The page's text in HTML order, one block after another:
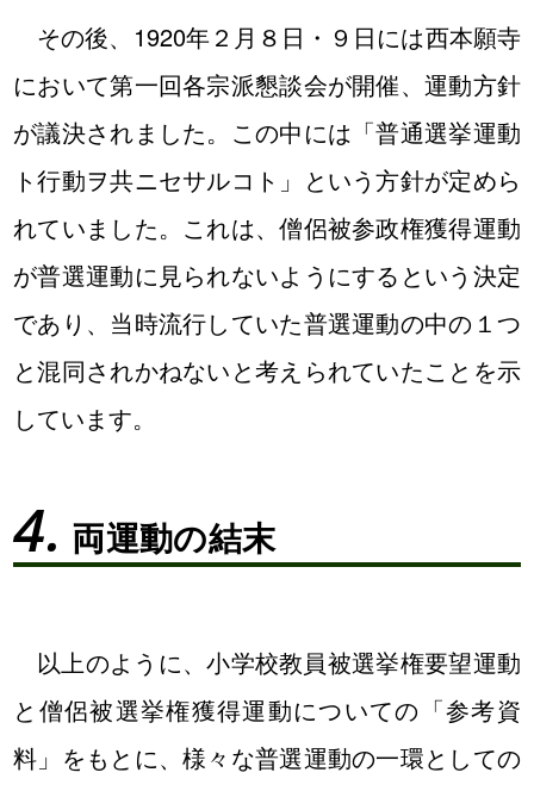
その後、1920年２月８日・９日には西本願寺
において第一回各宗派懇談会が開催、運動方針
が議決されました。この中には「普通選挙運動
ト行動ヲ共ニセサルコト」という方針が定めら
れていました。これは、僧侶被参政権獲得運動
が普選運動に見られないようにするという決定
であり、当時流行していた普選運動の中の１つ
と混同されかねないと考えられていたことを示
しています。
両運動の結末
以上のように、小学校教員被選挙権要望運動
と僧侶被選挙権獲得運動についての「参考資
料」をもとに、様々な普選運動の一環としての